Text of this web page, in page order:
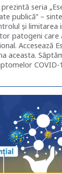
seria
publică” –
și limitarea
patogeni care
Accesează
aceasta.